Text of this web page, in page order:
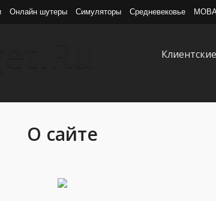
Онлайн шутеры Симуляторы Средневековье
Клиентские
О сайте